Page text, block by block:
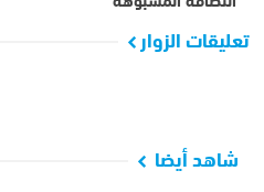
تعليقات الزوار
شاهد أيضا